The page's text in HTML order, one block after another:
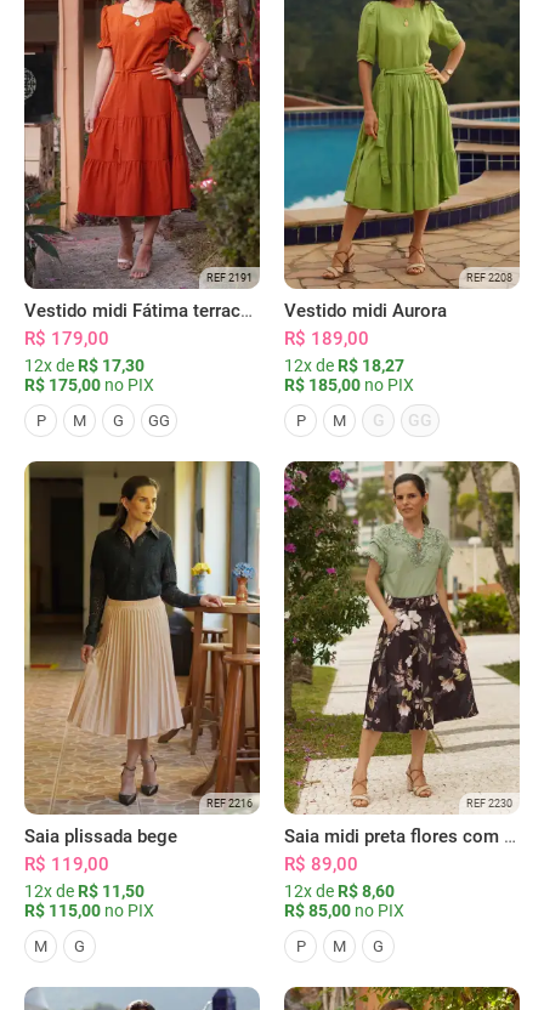
REF 2191
Vestido midi Fátima terracota
R$ 179,00
12x de R$ 17,30
R$ 175,00 no PIX
P M G GG
REF 2208
Vestido midi Aurora
R$ 189,00
12x de R$ 18,27
R$ 185,00 no PIX
P M G GG
REF 2216
Saia plissada bege
R$ 119,00
12x de R$ 11,50
R$ 115,00 no PIX
M G
REF 2230
Saia midi preta flores com bolsos
R$ 89,00
12x de R$ 8,60
R$ 85,00 no PIX
P M G